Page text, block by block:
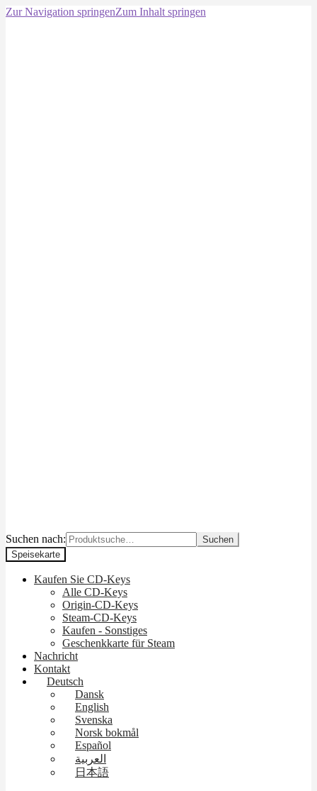
Zur Navigation springenZum Inhalt springen
Suchen nach:
Suchen
Speisekarte
Kaufen Sie CD-Keys
Alle CD-Keys
Origin-CD-Keys
Steam-CD-Keys
Kaufen - Sonstiges
Geschenkkarte für Steam
Nachricht
Kontakt
Deutsch
Dansk
English
Svenska
Norsk bokmål
Español
العربية
日本語